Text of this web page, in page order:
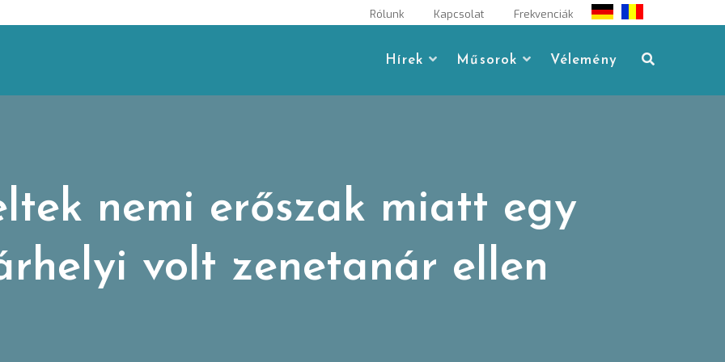
Rólunk Kapcsolat Frekvenciák
Hírek Műsorok Vélemény
nemi erőszak miatt egy
volt zenetanár ellen